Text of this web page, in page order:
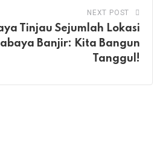
NEXT POST
Tinjau Sejumlah Lokasi
Banjir: Kita Bangun
Tanggul!